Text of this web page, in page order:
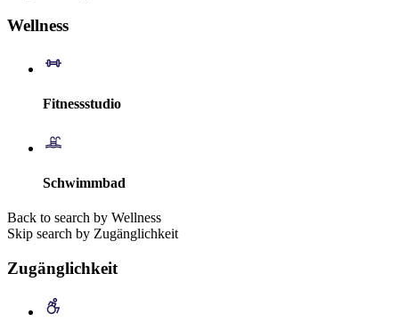
Wellness
Fitnessstudio
Schwimmbad
Back to search by Wellness
Skip search by Zugänglichkeit
Zugänglichkeit